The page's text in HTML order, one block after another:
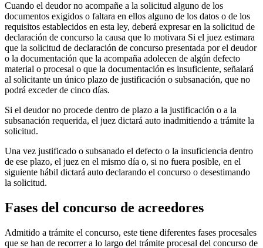
Cuando el deudor no acompañe a la solicitud alguno de los
documentos exigidos o faltara en ellos alguno de los datos o de los
requisitos establecidos en esta ley, deberá expresar en la solicitud de
declaración de concurso la causa que lo motivara Si el juez estimara
que la solicitud de declaración de concurso presentada por el deudor
o la documentación que la acompaña adolecen de algún defecto
material o procesal o que la documentación es insuficiente, señalará
al solicitante un único plazo de justificación o subsanación, que no
podrá exceder de cinco días.
Si el deudor no procede dentro de plazo a la justificación o a la
subsanación requerida, el juez dictará auto inadmitiendo a trámite la
solicitud.
Una vez justificado o subsanado el defecto o la insuficiencia dentro
de ese plazo, el juez en el mismo día o, si no fuera posible, en el
siguiente hábil dictará auto declarando el concurso o desestimando
la solicitud.
Fases del concurso de acreedores
Admitido a trámite el concurso, este tiene diferentes fases procesales
que se han de recorrer a lo largo del trámite procesal del concurso de